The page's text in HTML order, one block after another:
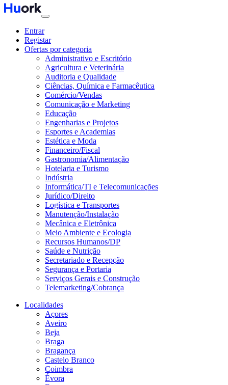
Entrar
Registar
Ofertas por categoria
Administrativo e Escritório
Agricultura e Veterinária
Auditoria e Qualidade
Ciências, Química e Farmacêutica
Comércio/Vendas
Comunicação e Marketing
Educação
Engenharias e Projetos
Esportes e Academias
Estética e Moda
Financeiro/Fiscal
Gastronomia/Alimentação
Hotelaria e Turismo
Indústria
Informática/TI e Telecomunicações
Jurídico/Direito
Logística e Transportes
Manutenção/Instalação
Mecânica e Eletrônica
Meio Ambiente e Ecologia
Recursos Humanos/DP
Saúde e Nutrição
Secretariado e Recepção
Segurança e Portaria
Serviços Gerais e Construção
Telemarketing/Cobrança
Localidades
Açores
Aveiro
Beja
Braga
Bragança
Castelo Branco
Coimbra
Évora